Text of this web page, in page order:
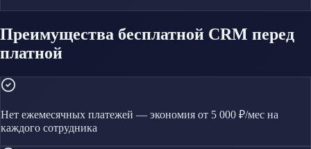
Преимущества бесплатной CRM перед
платной
Нет ежемесячных платежей — экономия от 5 000 ₽/мес на
каждого сотрудника